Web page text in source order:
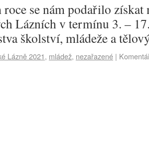
se nám podařilo získat
Lázních v termínu 3. –
školství, mládeže a
Lázně 2021, mládež, nezařazené |